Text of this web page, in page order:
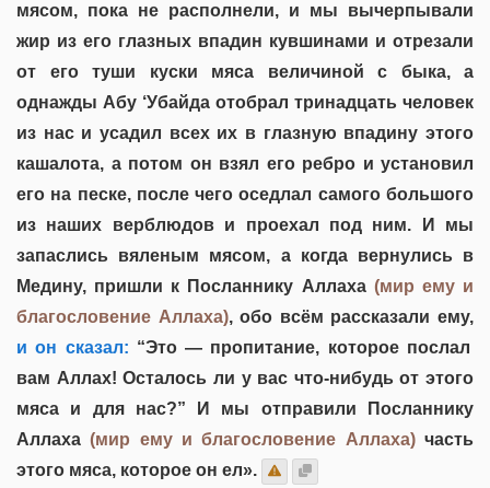
мясом, пока не располнели, и мы вычерпывали
жир из его глазных впадин кувшинами и отрезали
от его туши куски мяса величиной с быка, а
однажды Абу ‘Убайда отобрал тринадцать человек
из нас и усадил всех их в глазную впадину этого
кашалота, а потом он взял его ребро и установил
его на песке, после чего оседлал самого большого
из наших верблюдов и проехал под ним. И мы
запаслись вяленым мясом, а когда вернулись в
Медину, пришли к Посланнику Аллаха (мир ему и
благословение Аллаха), обо всём рассказали ему,
и он сказал: “Это — пропитание, которое послал
вам Аллах! Осталось ли у вас что-нибудь от этого
мяса и для нас?” И мы отправили Посланнику
Аллаха(мир ему и благословение Аллаха)часть
этого мяса, которое он ел».